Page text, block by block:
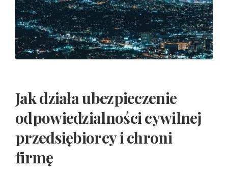
Jak działa ubezpieczenie
odpowiedzialności cywilnej
przedsiębiorcy i chroni
firmę